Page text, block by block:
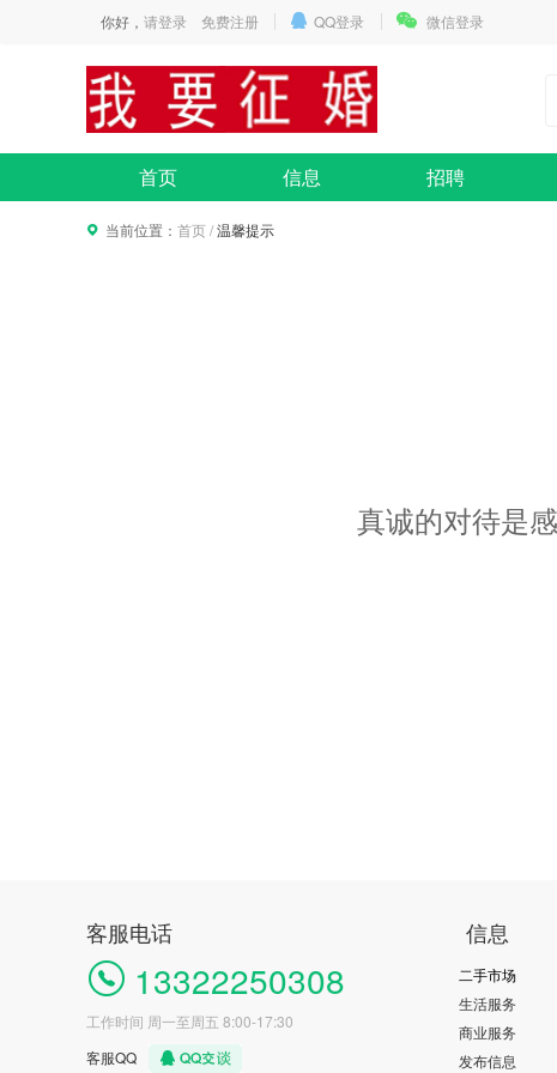
你好， 请登录 免费注册 QQ登录 微信登录
首页 信息 招聘
当前位置： 首页/温馨提示
真诚的对待是
客服电话
13322250308
工作时间 周一至周五 8:00-17:30
客服QQ
信息
二手市场
生活服务
商业服务
发布信息